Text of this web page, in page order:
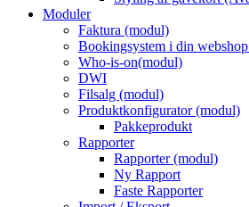
Moduler
Faktura (modul)
Bookingsystem i din
Who-is-on(modul)
DWI
Filsalg (modul)
Produktkonfigurator (modul)
Pakkeprodukt
Rapporter
Rapporter (modul)
Ny Rapport
Faste Rapporter